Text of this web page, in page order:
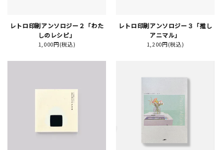
はんこ
レトロ印刷アンソロジー２「わた
しのレシピ」
1,000円(税込)
レトロ印刷アンソロジー３「推し
アニマル」
1,200円(税込)